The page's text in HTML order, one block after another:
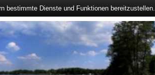
bestimmte Dienste und Funktionen bereitzustellen.